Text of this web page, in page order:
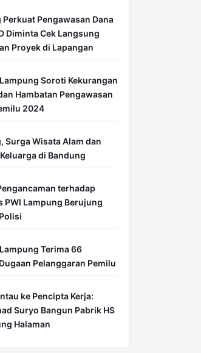
Perkuat Pengawasan Dana
Diminta Cek Langsung
Proyek di Lapangan
Soroti Kekurangan
Hambatan Pengawasan
2024
Surga Wisata Alam dan
di Bandung
terhadap
PWI Lampung Berujung
Terima 66
Pelanggaran Pemilu
ke Pencipta Kerja:
Suryo Bangun Pabrik HS
Halaman